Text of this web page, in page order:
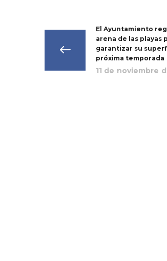
El Ayuntamiento
arena de las playas
garantizar su
próxima temporada
11 de noviembre